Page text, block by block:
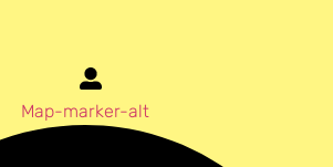
Map-marker-alt